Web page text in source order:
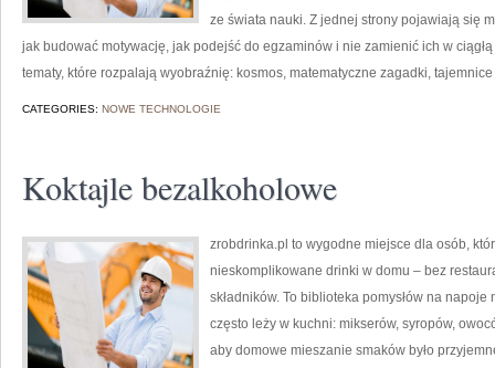
ze świata nauki. Z jednej strony pojawiają się
jak budować motywację, jak podejść do egzaminów i nie zamienić ich w
tematy, które rozpalają wyobraźnię: kosmos, matematyczne zagadki,
CATEGORIES: NOWE TECHNOLOGIE
Koktajle bezalkoholowe
zrobdrinka.pl to wygodne miejsce dla osób,
nieskomplikowane drinki w domu – bez
składników. To biblioteka pomysłów na
często leży w kuchni: mikserów, syropów,
aby domowe mieszanie smaków było